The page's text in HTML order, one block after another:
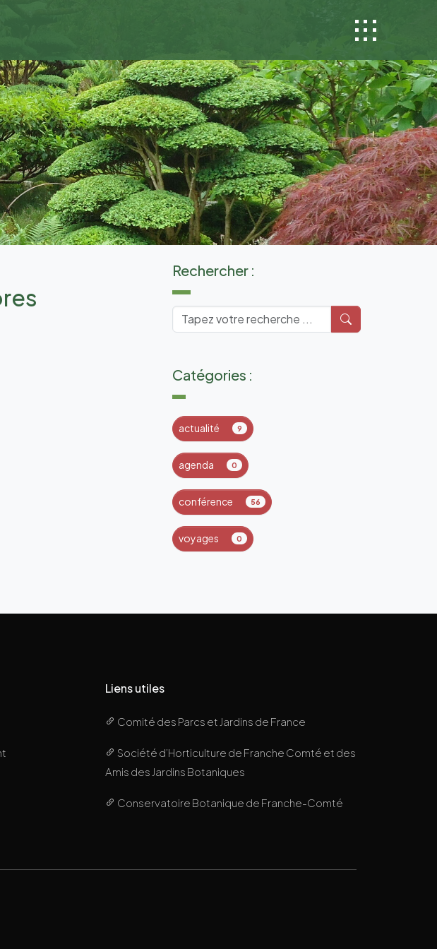
Rechercher :
Catégories :
actualité 9
agenda 0
conférence 56
voyages 0
Liens utiles
Comité des Parcs et Jardins de France
Société d’Horticulture de Franche Comté et des
Amis des Jardins Botaniques
Conservatoire Botanique de Franche-Comté